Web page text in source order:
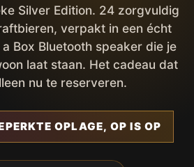
Silver Edition. 24 zorgvuldig
verpakt in een écht
Box Bluetooth speaker die je
laat staan. Het cadeau dat
nu te reserveren.
OPLAGE, OP IS OP